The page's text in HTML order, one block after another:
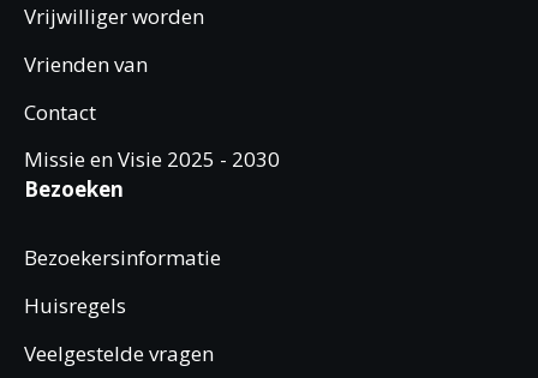
Vrijwilliger worden
Vrienden van
Contact
Missie en Visie 2025 - 2030
Bezoeken
Bezoekersinformatie
Huisregels
Veelgestelde vragen